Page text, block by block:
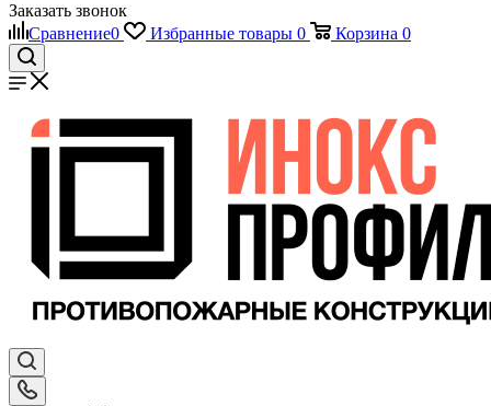
Заказать звонок
Сравнение0 Избранные товары 0 Корзина 0